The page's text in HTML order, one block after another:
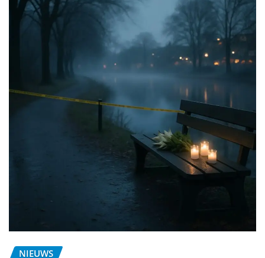
NIEUWS